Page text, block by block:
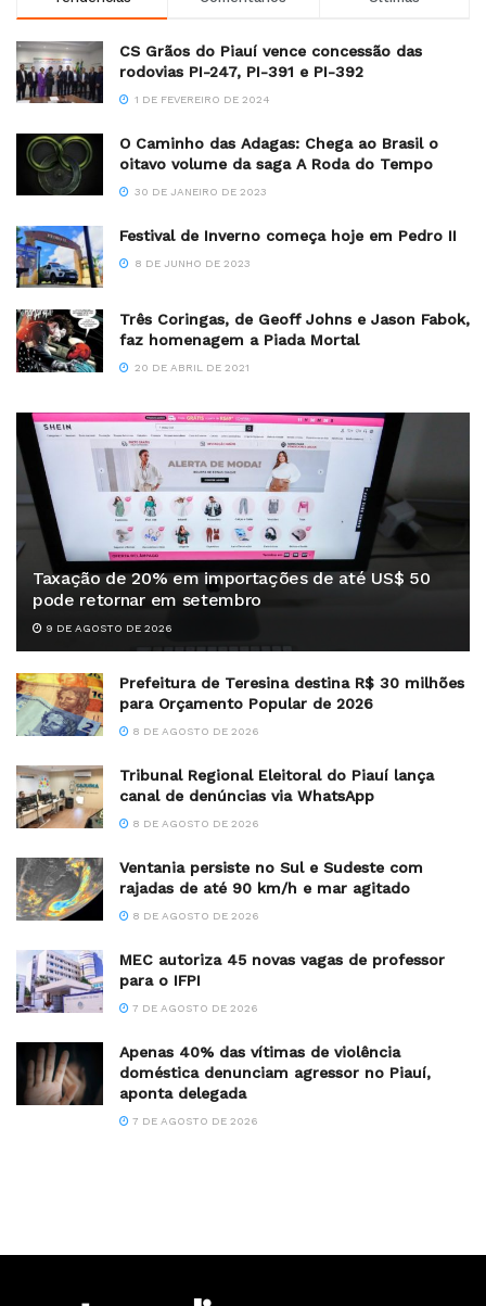
CS Grãos do Piauí vence concessão das
rodovias PI-247, PI-391 e PI-392
1 DE FEVEREIRO DE 2024
O Caminho das Adagas: Chega ao Brasil o
oitavo volume da saga A Roda do Tempo
30 DE JANEIRO DE 2023
Festival de Inverno começa hoje em Pedro II
8 DE JUNHO DE 2023
Três Coringas, de Geoff Johns e Jason Fabok,
faz homenagem a Piada Mortal
20 DE ABRIL DE 2021
Taxação de 20% em importações de até US$ 50
pode retornar em setembro
9 DE AGOSTO DE 2026
Prefeitura de Teresina destina R$ 30 milhões
para Orçamento Popular de 2026
8 DE AGOSTO DE 2026
Tribunal Regional Eleitoral do Piauí lança
canal de denúncias via WhatsApp
8 DE AGOSTO DE 2026
Ventania persiste no Sul e Sudeste com
rajadas de até 90 km/h e mar agitado
8 DE AGOSTO DE 2026
MEC autoriza 45 novas vagas de professor
para o IFPI
7 DE AGOSTO DE 2026
Apenas 40% das vítimas de violência
doméstica denunciam agressor no Piauí,
aponta delegada
7 DE AGOSTO DE 2026